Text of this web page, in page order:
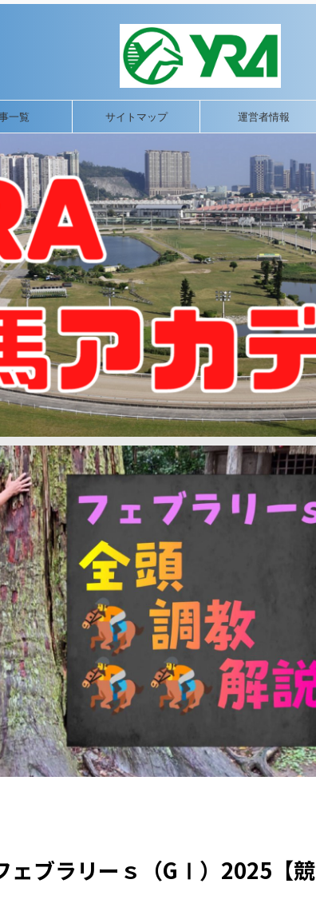
一覧 サイトマップ 運営者情報
ェブラリーｓ（GⅠ）2025【競